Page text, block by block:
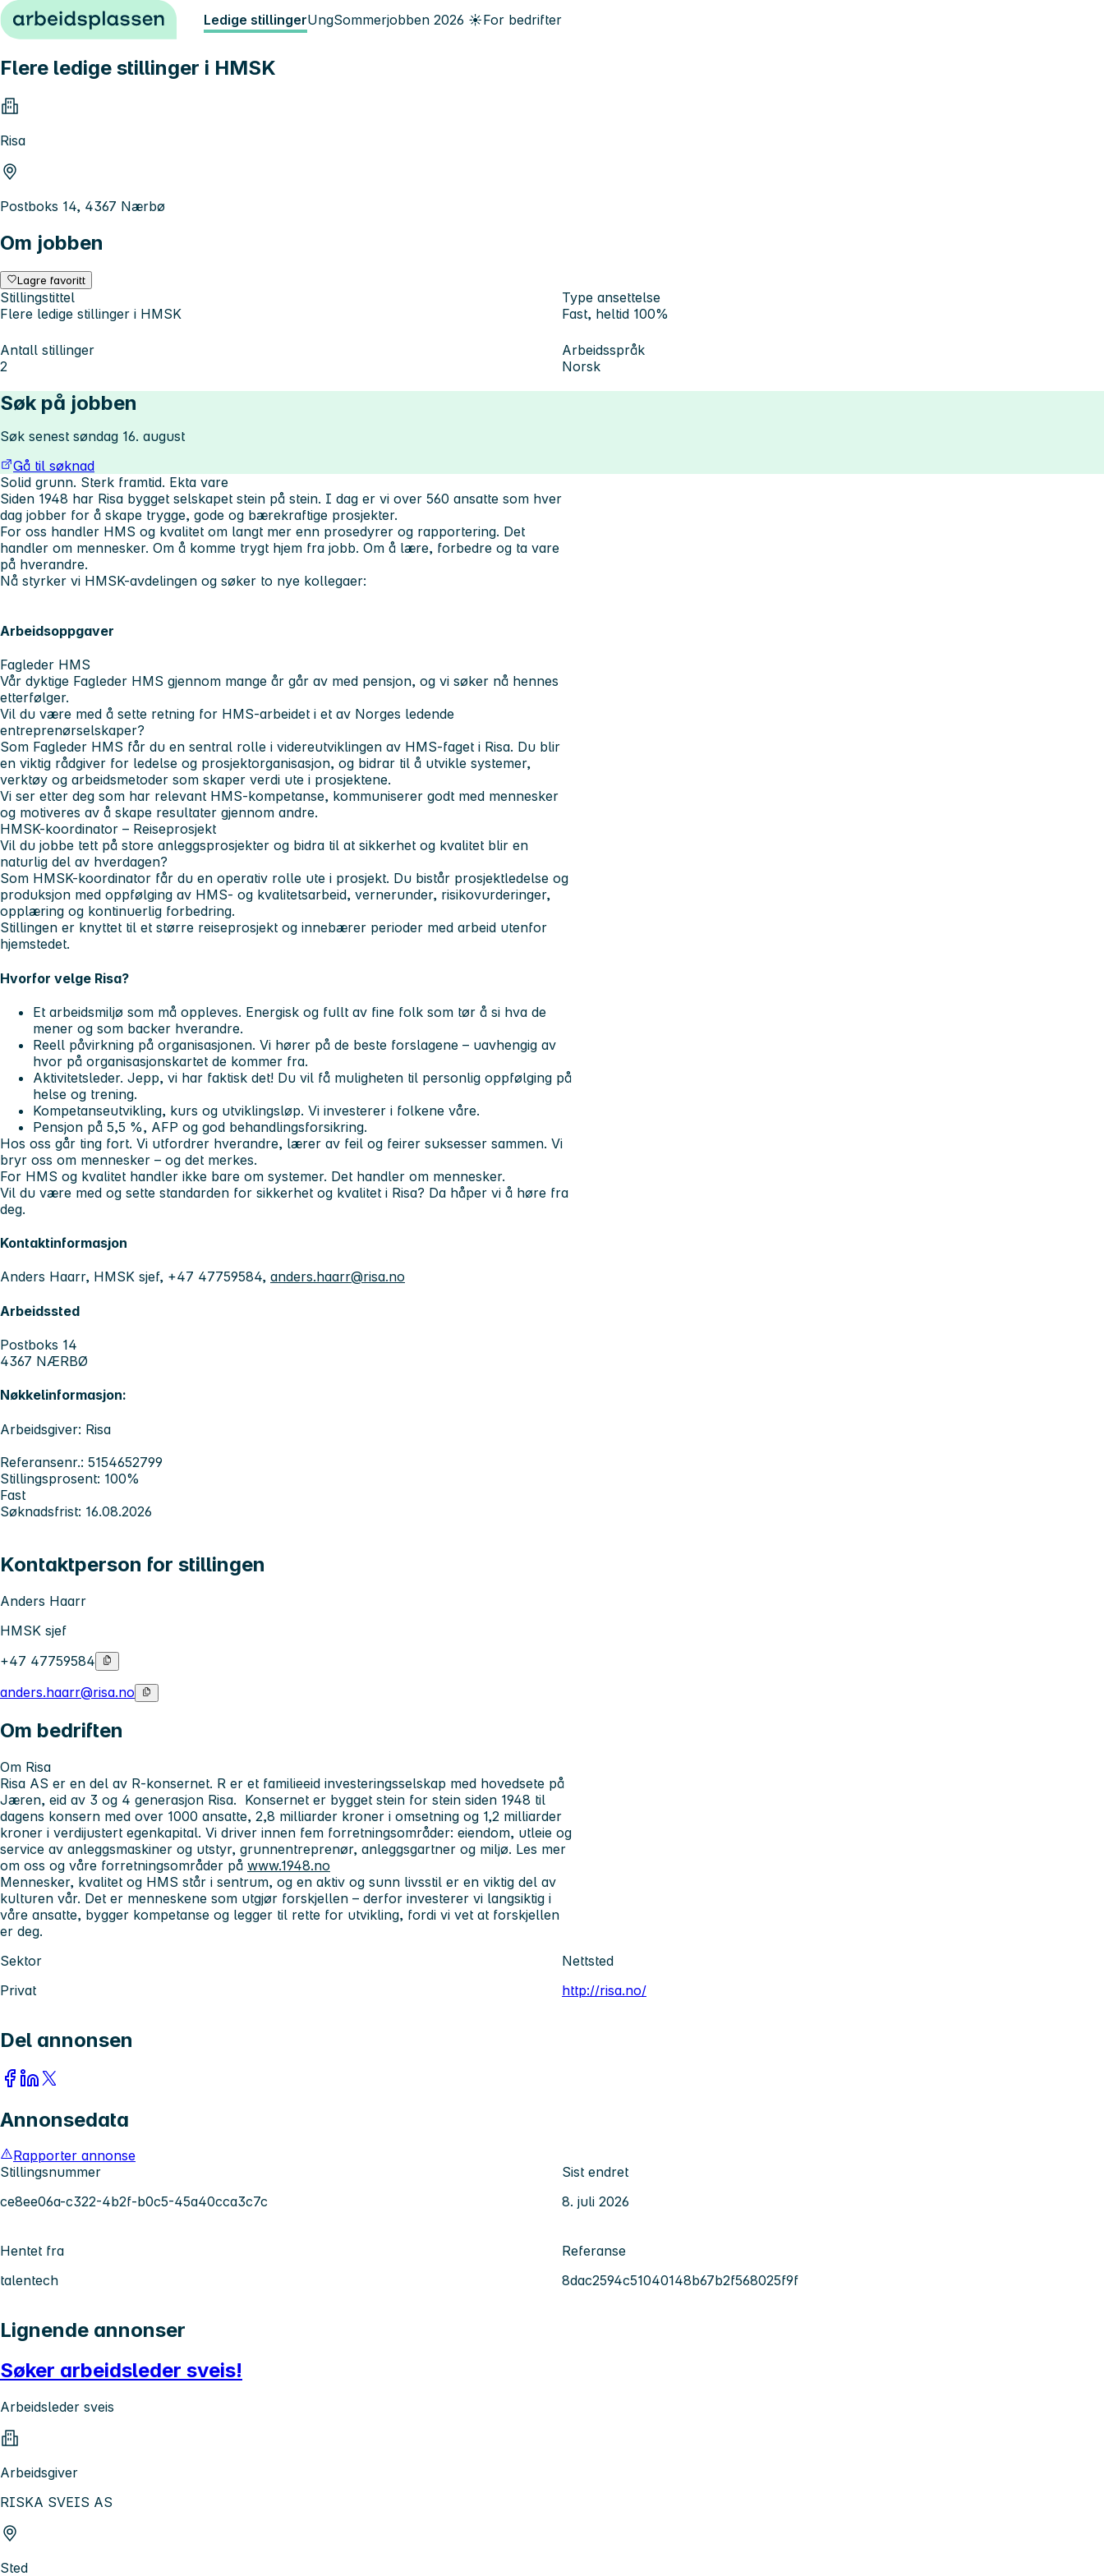
Hopp til innhold Ledige stillingerUngSommerjobben 2026 ☀️For bedrifter
Flere ledige stillinger i HMSK
Risa
Postboks 14, 4367 Nærbø
Om jobben
Lagre favoritt
Stillingstittel
Flere ledige stillinger i HMSK
Type ansettelse
Fast, heltid 100%
Antall stillinger
2
Arbeidsspråk
Norsk
Søk på jobben
Søk senest søndag 16. august
Gå til søknad
Solid grunn. Sterk framtid. Ekta vare
Siden 1948 har Risa bygget selskapet stein på stein. I dag er vi over 560 ansatte som hver
dag jobber for å skape trygge, gode og bærekraftige prosjekter.
For oss handler HMS og kvalitet om langt mer enn prosedyrer og rapportering. Det
handler om mennesker. Om å komme trygt hjem fra jobb. Om å lære, forbedre og ta vare
på hverandre.
Nå styrker vi HMSK-avdelingen og søker to nye kollegaer:
Arbeidsoppgaver
Fagleder HMS
Vår dyktige Fagleder HMS gjennom mange år går av med pensjon, og vi søker nå hennes
etterfølger.
Vil du være med å sette retning for HMS-arbeidet i et av Norges ledende
entreprenørselskaper?
Som Fagleder HMS får du en sentral rolle i videreutviklingen av HMS-faget i Risa. Du blir
en viktig rådgiver for ledelse og prosjektorganisasjon, og bidrar til å utvikle systemer,
verktøy og arbeidsmetoder som skaper verdi ute i prosjektene.
Vi ser etter deg som har relevant HMS-kompetanse, kommuniserer godt med mennesker
og motiveres av å skape resultater gjennom andre.
HMSK-koordinator – Reiseprosjekt
Vil du jobbe tett på store anleggsprosjekter og bidra til at sikkerhet og kvalitet blir en
naturlig del av hverdagen?
Som HMSK-koordinator får du en operativ rolle ute i prosjekt. Du bistår prosjektledelse og
produksjon med oppfølging av HMS- og kvalitetsarbeid, vernerunder, risikovurderinger,
opplæring og kontinuerlig forbedring.
Stillingen er knyttet til et større reiseprosjekt og innebærer perioder med arbeid utenfor
hjemstedet.
Hvorfor velge Risa?
Et arbeidsmiljø som må oppleves. Energisk og fullt av fine folk som tør å si hva de
mener og som backer hverandre.
Reell påvirkning på organisasjonen. Vi hører på de beste forslagene – uavhengig av
hvor på organisasjonskartet de kommer fra.
Aktivitetsleder. Jepp, vi har faktisk det! Du vil få muligheten til personlig oppfølging på
helse og trening.
Kompetanseutvikling, kurs og utviklingsløp. Vi investerer i folkene våre.
Pensjon på 5,5 %, AFP og god behandlingsforsikring.
Hos oss går ting fort. Vi utfordrer hverandre, lærer av feil og feirer suksesser sammen. Vi
bryr oss om mennesker – og det merkes.
For HMS og kvalitet handler ikke bare om systemer. Det handler om mennesker.
Vil du være med og sette standarden for sikkerhet og kvalitet i Risa? Da håper vi å høre fra
deg.
Kontaktinformasjon
Anders Haarr, HMSK sjef, +47 47759584, anders.haarr@risa.no
Arbeidssted
Postboks 14
4367 NÆRBØ
Nøkkelinformasjon:
Arbeidsgiver: Risa
Referansenr.: 5154652799
Stillingsprosent: 100%
Fast
Søknadsfrist: 16.08.2026
Kontaktperson for stillingen
Anders Haarr
HMSK sjef
+47 47759584
anders.haarr@risa.no
Om bedriften
Om Risa
Risa AS er en del av R-konsernet. R er et familieeid investeringsselskap med hovedsete på
Jæren, eid av 3 og 4 generasjon Risa. Konsernet er bygget stein for stein siden 1948 til
dagens konsern med over 1000 ansatte, 2,8 milliarder kroner i omsetning og 1,2 milliarder
kroner i verdijustert egenkapital. Vi driver innen fem forretningsområder: eiendom, utleie og
service av anleggsmaskiner og utstyr, grunnentreprenør, anleggsgartner og miljø. Les mer
om oss og våre forretningsområder på www.1948.no
Mennesker, kvalitet og HMS står i sentrum, og en aktiv og sunn livsstil er en viktig del av
kulturen vår. Det er menneskene som utgjør forskjellen – derfor investerer vi langsiktig i
våre ansatte, bygger kompetanse og legger til rette for utvikling, fordi vi vet at forskjellen
er deg.
Sektor
Privat
Nettsted
http://risa.no/
Del annonsen
Annonsedata
Rapporter annonse
Stillingsnummer
ce8ee06a-c322-4b2f-b0c5-45a40cca3c7c
Sist endret
8. juli 2026
Hentet fra
talentech
Referanse
8dac2594c51040148b67b2f568025f9f
Lignende annonser
Søker arbeidsleder sveis!
Arbeidsleder sveis
Arbeidsgiver
RISKA SVEIS AS
Sted